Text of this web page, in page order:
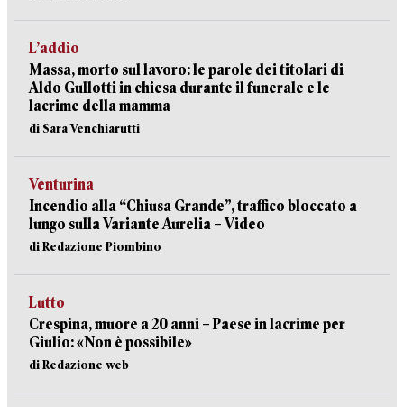
L’addio
Massa, morto sul lavoro: le parole dei titolari di
Aldo Gullotti in chiesa durante il funerale e le
lacrime della mamma
di Sara Venchiarutti
Venturina
Incendio alla “Chiusa Grande”, traffico bloccato a
lungo sulla Variante Aurelia – Video
di Redazione Piombino
Lutto
Crespina, muore a 20 anni – Paese in lacrime per
Giulio: «Non è possibile»
di Redazione web